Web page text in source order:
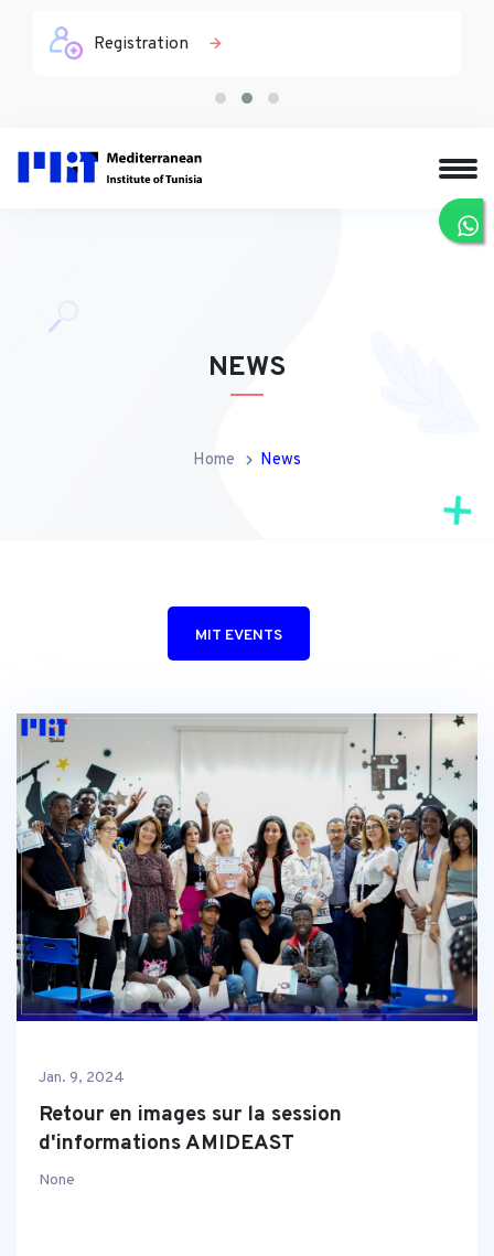
Registration
NEWS
Home News
MIT EVENTS
Jan. 9, 2024
Retour en images sur la session
d'informations AMIDEAST
None